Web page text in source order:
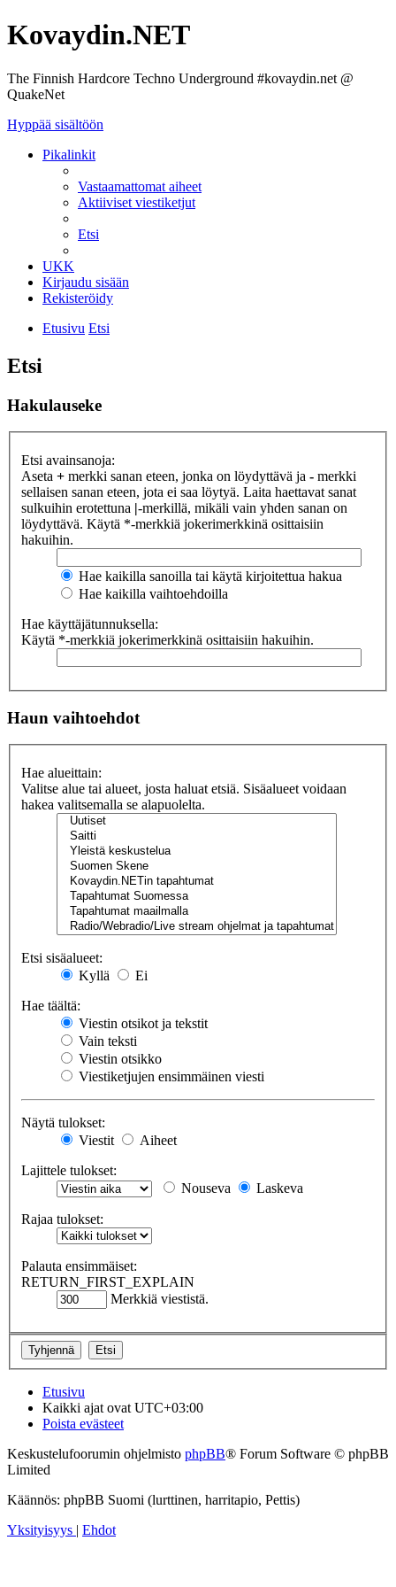
Kovaydin.NET
The Finnish Hardcore Techno Underground #kovaydin.net @
QuakeNet
Hyppää sisältöön
Pikalinkit
Vastaamattomat aiheet
Aktiiviset viestiketjut
Etsi
UKK
Kirjaudu sisään
Rekisteröidy
Etusivu Etsi
Etsi
Hakulauseke
Etsi avainsanoja:
Aseta + merkki sanan eteen, jonka on löydyttävä ja - merkki
sellaisen sanan eteen, jota ei saa löytyä. Laita haettavat sanat
sulkuihin erotettuna |-merkillä, mikäli vain yhden sanan on
löydyttävä. Käytä *-merkkiä jokerimerkkinä osittaisiin
hakuihin.
Hae kaikilla sanoilla tai käytä kirjoitettua hakua
Hae kaikilla vaihtoehdoilla
Hae käyttäjätunnuksella:
Käytä *-merkkiä jokerimerkkinä osittaisiin hakuihin.
Haun vaihtoehdot
Hae alueittain:
Valitse alue tai alueet, josta haluat etsiä. Sisäalueet voidaan
hakea valitsemalla se alapuolelta.
Etsi sisäalueet:
Kyllä
Ei
Hae täältä:
Viestin otsikot ja tekstit
Vain teksti
Viestin otsikko
Viestiketjujen ensimmäinen viesti
Näytä tulokset:
Viestit
Aiheet
Lajittele tulokset:
Nouseva
Laskeva
Rajaa tulokset:
Palauta ensimmäiset:
RETURN_FIRST_EXPLAIN
Merkkiä viestistä.
Etusivu
Kaikki ajat ovat UTC+03:00
Poista evästeet
Keskustelufoorumin ohjelmisto phpBB® Forum Software © phpBB
Limited
Käännös: phpBB Suomi (lurttinen, harritapio, Pettis)
Yksityisyys | Ehdot